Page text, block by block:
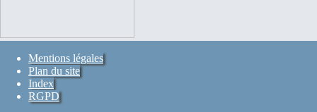
Mentions légales
Plan du site
Index
RGPD